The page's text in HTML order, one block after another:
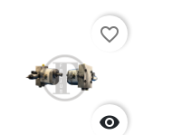

favorite_border